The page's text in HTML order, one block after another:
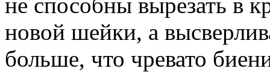
новой шейки, а
больше, что чревато